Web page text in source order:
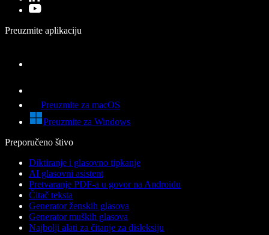
Preuzmite aplikaciju
Preuzmite za macOS
Preuzmite za Windows
Preporučeno štivo
Diktiranje i glasovno tipkanje
AI glasovni asistent
Pretvaranje PDF-a u govor na Androidu
Čitač teksta
Generator ženskih glasova
Generator muških glasova
Najbolji alati za čitanje za disleksiju